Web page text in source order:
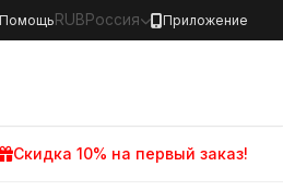
Помощь RUBРоссия Приложение
Скидка 10% на первый заказ!